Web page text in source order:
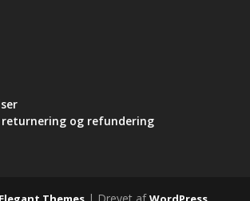
og refundering